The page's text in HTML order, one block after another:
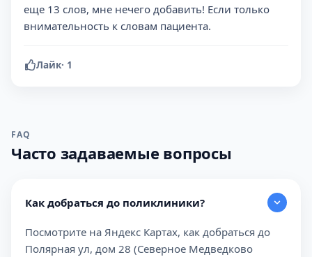
еще 13 слов, мне нечего добавить! Если только
внимательность к словам пациента.
Лайк· 1
FAQ
Часто задаваемые вопросы
Как добраться до поликлиники?
Посмотрите на Яндекс Картах, как добраться до
Полярная ул, дом 28 (Северное Медведково